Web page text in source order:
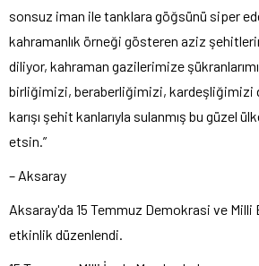
sonsuz iman ile tanklara göğsünü siper
kahramanlık örneği gösteren aziz
diliyor, kahraman gazilerimize
birliğimizi, beraberliğimizi, kardeşliğimizi
karışı şehit kanlarıyla sulanmış bu güzel
etsin.”
– Aksaray
Aksaray'da 15 Temmuz Demokrasi ve Milli
etkinlik düzenlendi.